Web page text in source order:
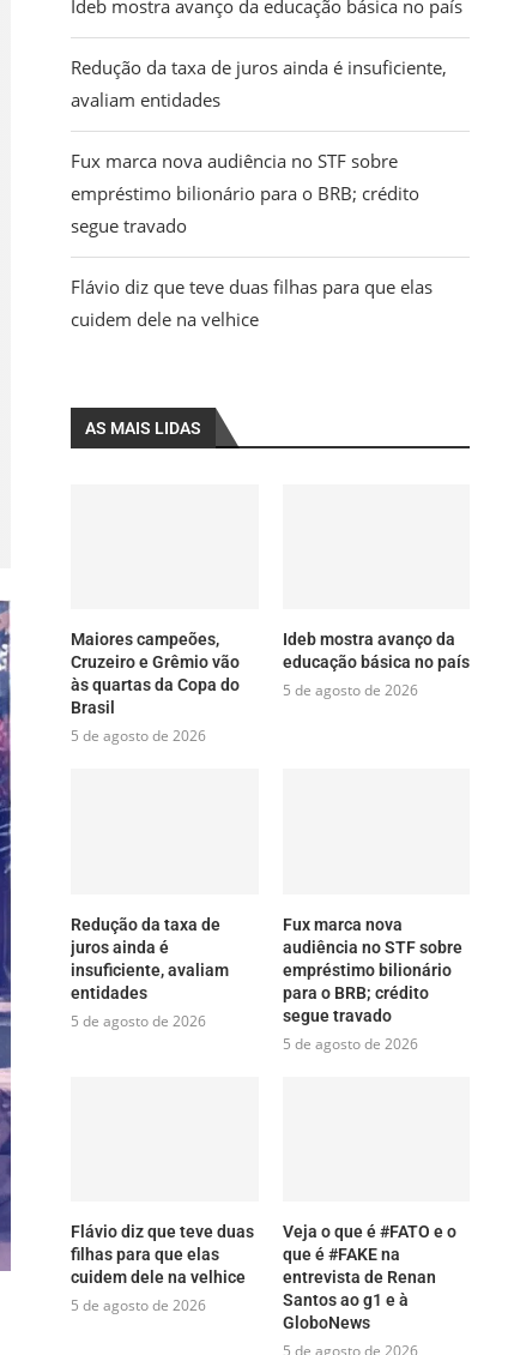
Ideb mostra avanço da educação básica no país
Redução da taxa de juros ainda é insuficiente,
avaliam entidades
Fux marca nova audiência no STF sobre
empréstimo bilionário para o BRB; crédito
segue travado
Flávio diz que teve duas filhas para que elas
cuidem dele na velhice
AS MAIS LIDAS
Maiores campeões,
Cruzeiro e Grêmio vão
às quartas da Copa do
Brasil
5 de agosto de 2026
Ideb mostra avanço da
educação básica no país
5 de agosto de 2026
Redução da taxa de
juros ainda é
insuficiente, avaliam
entidades
5 de agosto de 2026
Fux marca nova
audiência no STF sobre
empréstimo bilionário
para o BRB; crédito
segue travado
5 de agosto de 2026
Flávio diz que teve duas
filhas para que elas
cuidem dele na velhice
5 de agosto de 2026
Veja o que é #FATO e o
que é #FAKE na
entrevista de Renan
Santos ao g1 e à
GloboNews
5 de agosto de 2026